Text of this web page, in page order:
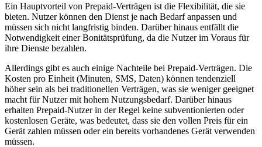
Ein Hauptvorteil von Prepaid-Verträgen ist die Flexibilität, die sie
bieten. Nutzer können den Dienst je nach Bedarf anpassen und
müssen sich nicht langfristig binden. Darüber hinaus entfällt die
Notwendigkeit einer Bonitätsprüfung, da die Nutzer im Voraus für
ihre Dienste bezahlen.
Allerdings gibt es auch einige Nachteile bei Prepaid-Verträgen. Die
Kosten pro Einheit (Minuten, SMS, Daten) können tendenziell
höher sein als bei traditionellen Verträgen, was sie weniger geeignet
macht für Nutzer mit hohem Nutzungsbedarf. Darüber hinaus
erhalten Prepaid-Nutzer in der Regel keine subventionierten oder
kostenlosen Geräte, was bedeutet, dass sie den vollen Preis für ein
Gerät zahlen müssen oder ein bereits vorhandenes Gerät verwenden
müssen.